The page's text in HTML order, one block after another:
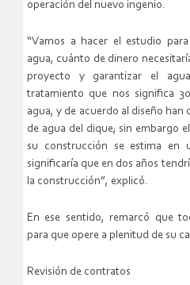
operación del nuevo ingenio.
“Vamos a hacer el estudio
agua, cuánto de dinero
proyecto y garantizar el
tratamiento que nos significa
agua, y de acuerdo al diseño han
de agua del dique; sin embargo
su construcción se estima en
significaría que en dos años
la construcción”, explicó.
En ese sentido, remarcó que
para que opere a plenitud de su
Revisión de contratos